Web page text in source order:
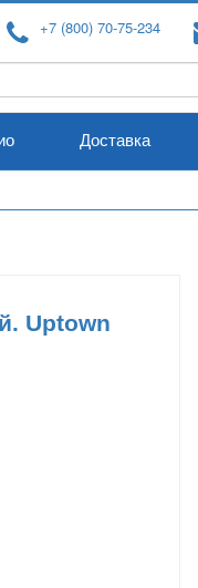
+7 (800) 70-75-234
Доставка
Uptown